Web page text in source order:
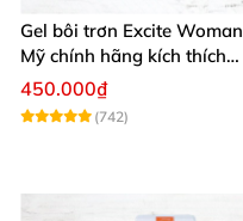
Gel bôi trơn Excite Woman
Mỹ chính hãng kích thích
khoái cảm nữ
450.000₫
(742)